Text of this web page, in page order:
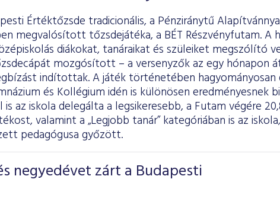
Értéktőzsde tradicionális, a Pénziránytű
megvalósított tőzsdejátéka, a BÉT Részvényfutam. A
diákokat, tanáraikat és szüleiket megszólító
mozgósított – a versenyzők az egy hónapon
indítottak. A játék történetében hagyományosan
és Kollégium idén is különösen eredményesnek
az iskola delegálta a legsikeresebb, a Futam végére
valamint a „Legjobb tanár” kategóriában is az
pedagógusa győzött.
negyedévet zárt a Budapesti